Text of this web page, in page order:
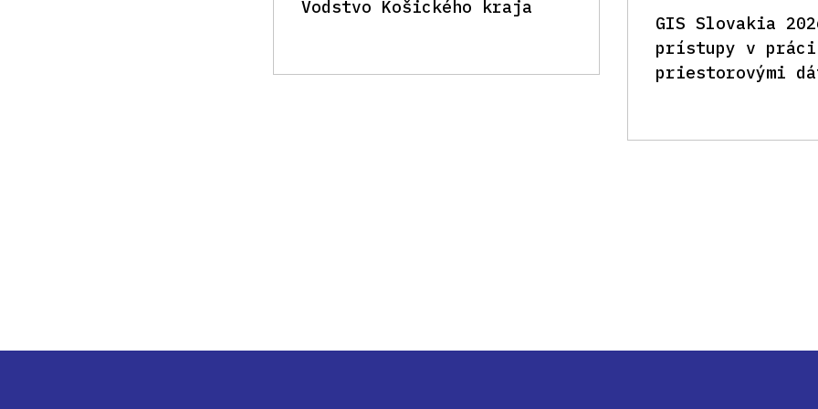
Vodstvo Košického kraja
GIS Slovakia
prístupy v
priestorovými